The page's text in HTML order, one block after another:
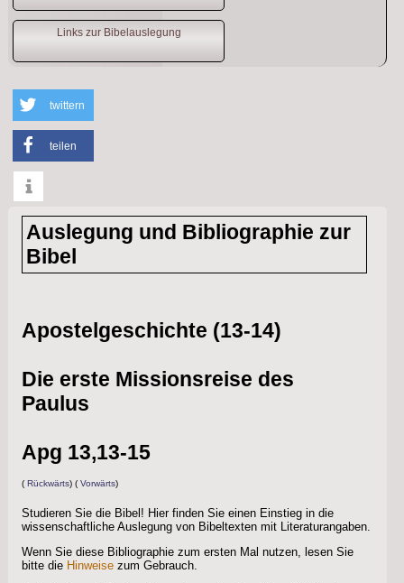
Links zur Bibelauslegung
twittern
teilen
info
Auslegung und Bibliographie zur
Bibel
Apostelgeschichte (13-14)
Die erste Missionsreise des
Paulus
Apg 13,13-15
( Rückwärts) ( Vorwärts)
Studieren Sie die Bibel! Hier finden Sie einen Einstieg in die
wissenschaftliche Auslegung von Bibeltexten mit Literaturangaben.
Wenn Sie diese Bibliographie zum ersten Mal nutzen, lesen Sie
bitte die Hinweise zum Gebrauch.